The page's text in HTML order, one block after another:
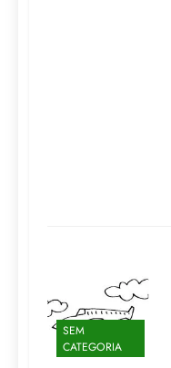
SEM
CATEGORIA